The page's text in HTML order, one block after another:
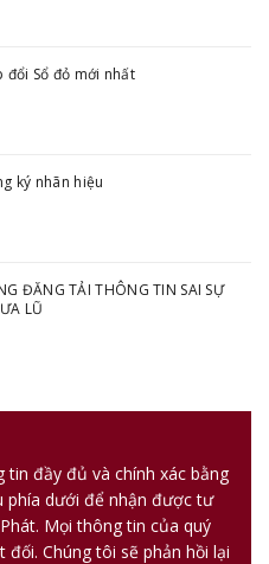
Sổ đỏ mới nhất
ký nhãn hiệu
ĐĂNG TẢI THÔNG TIN SAI SỰ
LŨ
tin đầy đủ và chính xác bằng
phía dưới để nhận được tư
Mọi thông tin của quý
Chúng tôi sẽ phản hồi lại